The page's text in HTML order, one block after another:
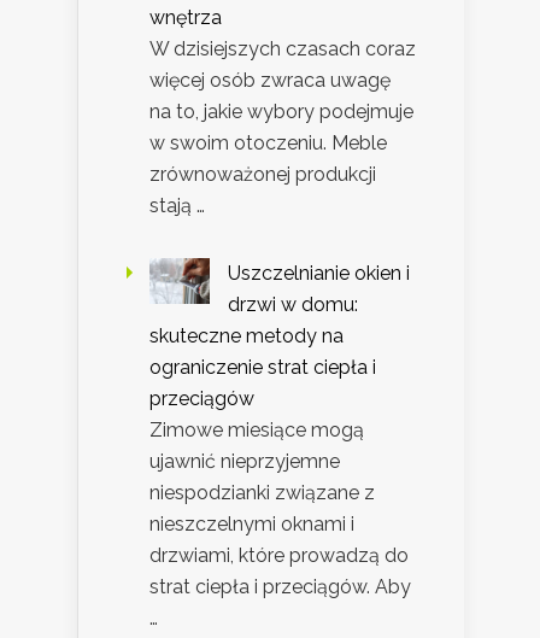
wnętrza
W dzisiejszych czasach coraz
więcej osób zwraca uwagę
na to, jakie wybory podejmuje
w swoim otoczeniu. Meble
zrównoważonej produkcji
stają …
Uszczelnianie okien i
drzwi w domu:
skuteczne metody na
ograniczenie strat ciepła i
przeciągów
Zimowe miesiące mogą
ujawnić nieprzyjemne
niespodzianki związane z
nieszczelnymi oknami i
drzwiami, które prowadzą do
strat ciepła i przeciągów. Aby
…